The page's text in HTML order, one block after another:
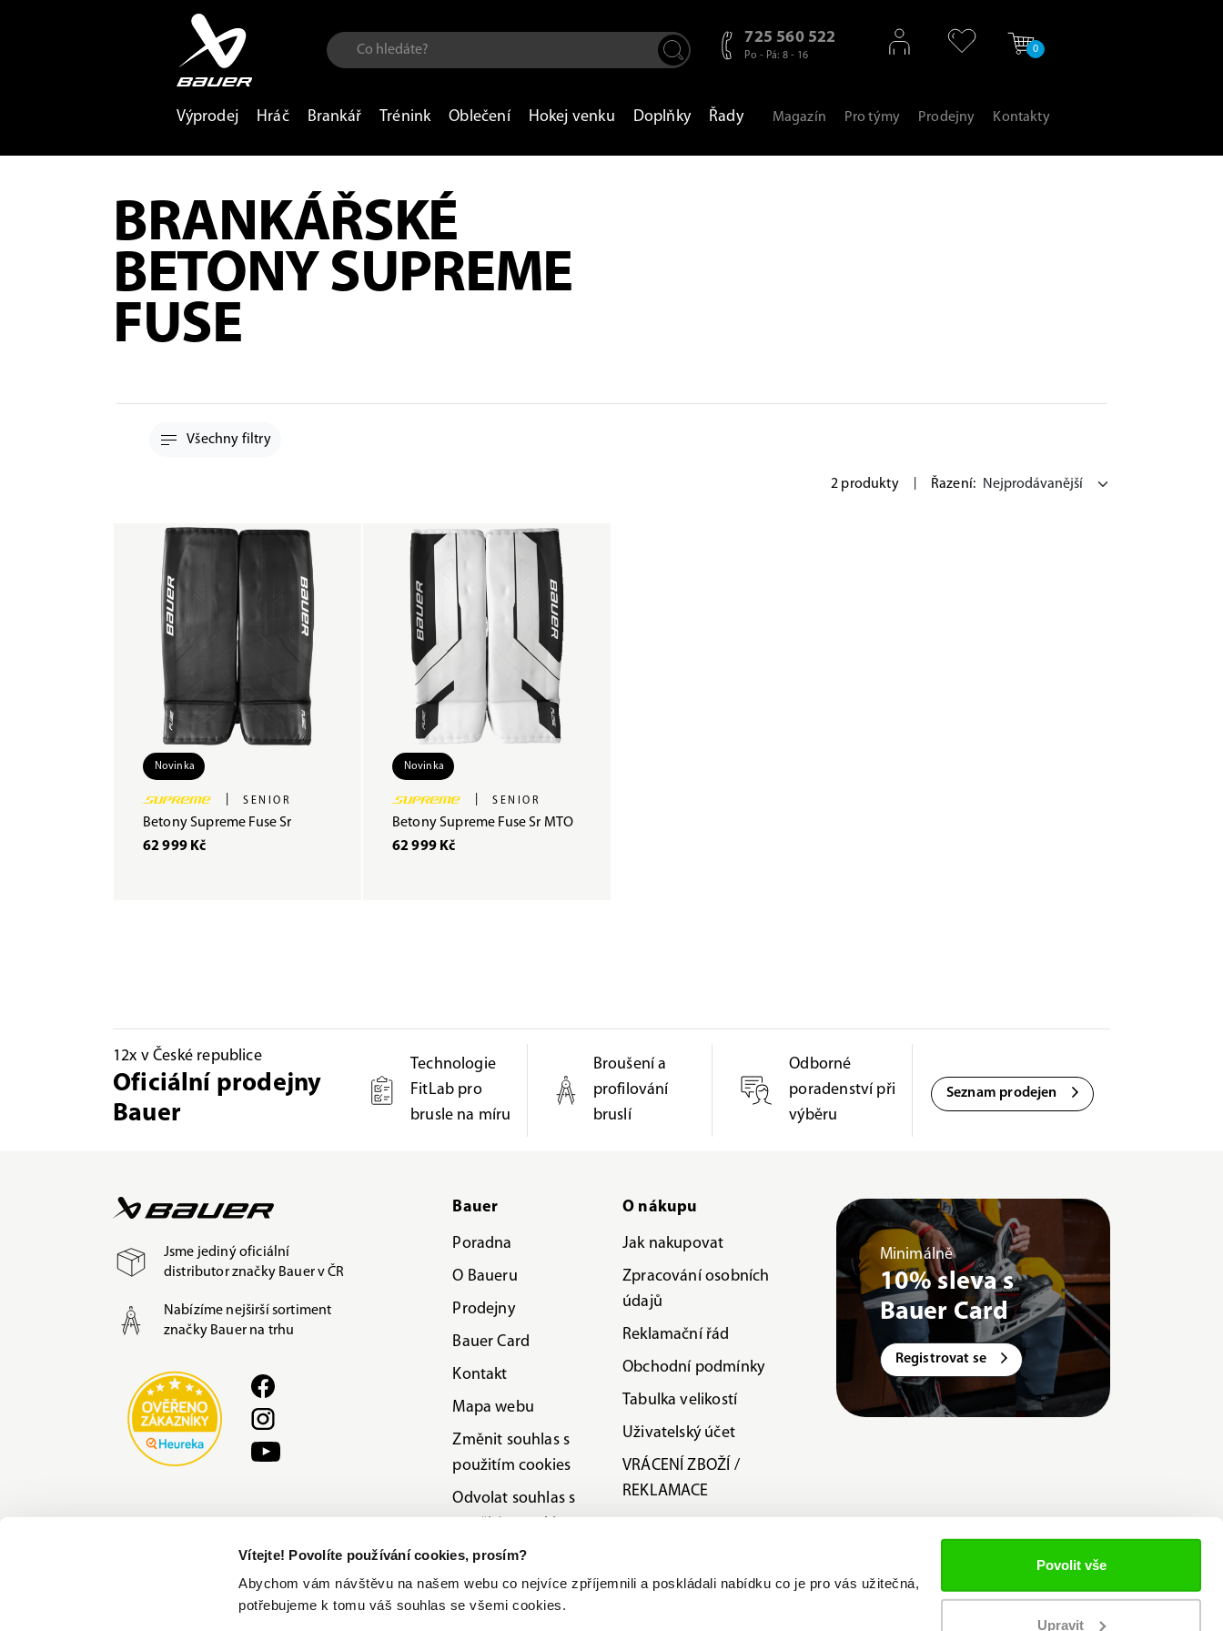
Vítejte! Povolíte používání cookies, prosím?
Abychom vám návštěvu na našem webu co nejvíce zpříjemnili a poskládali nabídku co je pro vás užitečná,
potřebujeme k tomu váš souhlas se všemi cookies.
Povolit vše
Upravit
725 560 522
Po - Pá: 8 - 16
0
Výprodej Hráč Brankář Trénink Oblečení Hokej venku Doplňky Řady Magazín Pro týmy Prodejny Kontakty
BRANKÁŘSKÉ
BETONY SUPREME
FUSE
Všechny filtry
2 produkty Řazení:
Novinka
SENIOR
Betony Supreme Fuse Sr
62 999 Kč
Novinka
SENIOR
Betony Supreme Fuse Sr MTO
62 999 Kč
12x v České republice
Oficiální prodejny
Bauer
Technologie
FitLab pro
brusle na míru
Broušení a
profilování
bruslí
Odborné
poradenství při
výběru
Seznam prodejen
Jsme jediný oficiální
distributor značky Bauer v ČR
Nabízíme nejširší sortiment
značky Bauer na trhu
Bauer
Poradna
O Baueru
Prodejny
Bauer Card
Kontakt
Mapa webu
Změnit souhlas s
použitím cookies
Odvolat souhlas s
Etická linka
Slovník pojmů
O nákupu
Jak nakupovat
Zpracování osobních
údajů
Reklamační řád
Obchodní podmínky
Tabulka velikostí
Uživatelský účet
VRÁCENÍ ZBOŽÍ /
REKLAMACE
Minimálně
10% sleva s
Bauer Card
Registrovat se